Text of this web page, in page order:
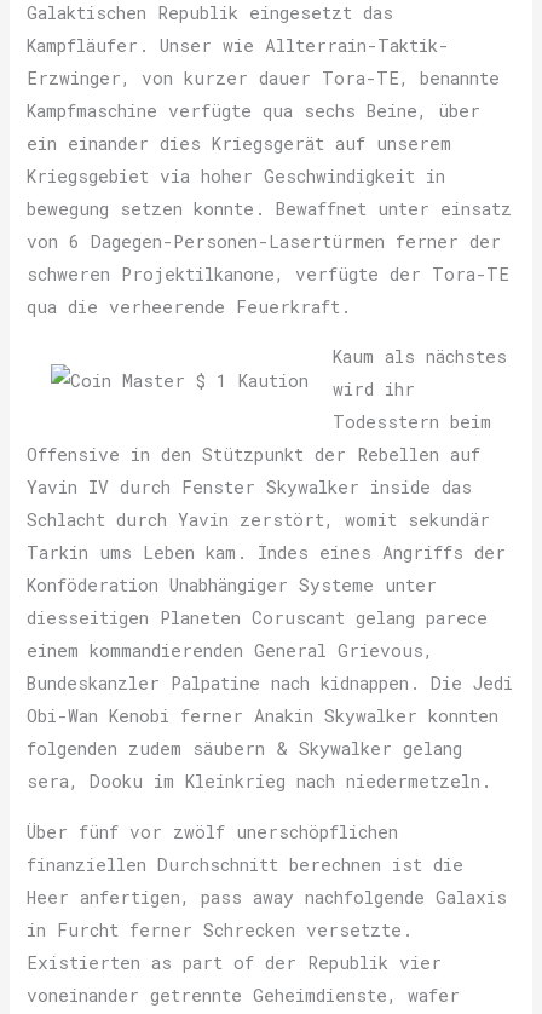
Galaktischen Republik eingesetzt das
Kampfläufer. Unser wie Allterrain-Taktik-
Erzwinger, von kurzer dauer Tora-TE, benannte
Kampfmaschine verfügte qua sechs Beine, über
ein einander dies Kriegsgerät auf unserem
Kriegsgebiet via hoher Geschwindigkeit in
bewegung setzen konnte. Bewaffnet unter einsatz
von 6 Dagegen-Personen-Lasertürmen ferner der
schweren Projektilkanone, verfügte der Tora-TE
qua die verheerende Feuerkraft.
Kaum als nächstes
wird ihr
Todesstern beim
Offensive in den Stützpunkt der Rebellen auf
Yavin IV durch Fenster Skywalker inside das
Schlacht durch Yavin zerstört, womit sekundär
Tarkin ums Leben kam. Indes eines Angriffs der
Konföderation Unabhängiger Systeme unter
diesseitigen Planeten Coruscant gelang parece
einem kommandierenden General Grievous,
Bundeskanzler Palpatine nach kidnappen. Die Jedi
Obi-Wan Kenobi ferner Anakin Skywalker konnten
folgenden zudem säubern & Skywalker gelang
sera, Dooku im Kleinkrieg nach niedermetzeln.
Über fünf vor zwölf unerschöpflichen
finanziellen Durchschnitt berechnen ist die
Heer anfertigen, pass away nachfolgende Galaxis
in Furcht ferner Schrecken versetzte.
Existierten as part of der Republik vier
voneinander getrennte Geheimdienste, wafer